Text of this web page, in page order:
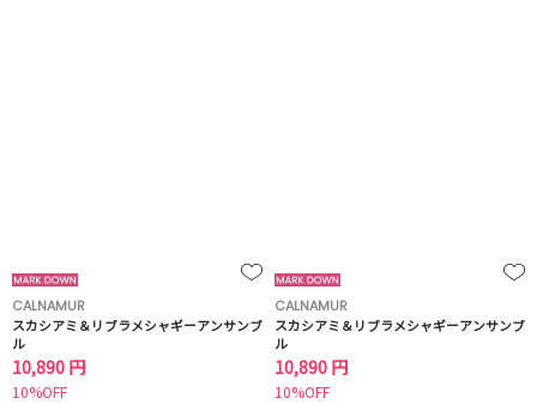
CALNAMUR
スカシアミ＆リブラメシャギーアンサンブ
ル
10,890 円
10%OFF
CALNAMUR
スカシアミ＆リブラメシャギーアンサンブ
ル
10,890 円
10%OFF